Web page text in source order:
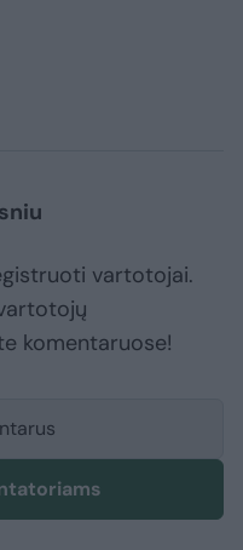
vartotojai.
komentaruose!